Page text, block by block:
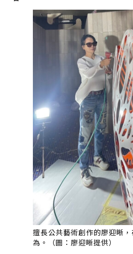
擅長公共藝術創作的廖迎晰
為。（圖：廖迎晰提供）
僅必需的Cookies